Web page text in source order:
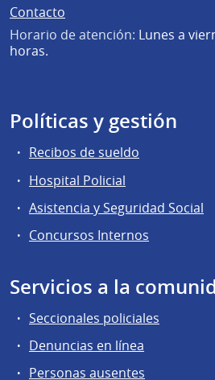
Contacto
Horario de atención: Lunes a
horas.
Políticas y gestión
Recibos de sueldo
Hospital Policial
Asistencia y Seguridad Social
Concursos Internos
Servicios a la
Seccionales policiales
Denuncias en línea
Personas ausentes